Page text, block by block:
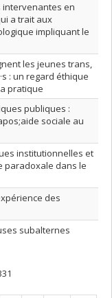
intervenantes en
a trait aux
impliquant le
les jeunes trans,
: un regard éthique
pratique
publiques :
sociale au
institutionnelles et
paradoxale dans le
des
subalternes